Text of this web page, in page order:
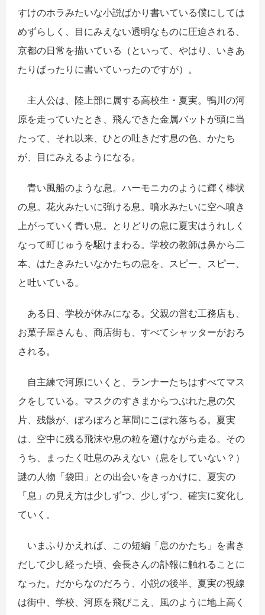
すけのホラみたいな小説ばかり書いている僕にしては
めずらしく、目にみえない透明なものに圧迫される、
京都の日常を描いている（といって、やはり、いきあ
たりばったりに書いていったのですが）。
主人公は、陸上部に属する高校生・夏実。鴨川の河
原を走っていたとき、飛んできた金属バットが頭に当
たって、それ以来、ひとの吐きだす息の色、かたち
が、目にみえるようになる。
青い風船のような息。ハーモニカのように輝く棒状
の息。花火みたいに弾ける息。噴水みたいに空へ噴き
上がっていく青い息。とりどりの息に夏実はうれしく
なって町じゅうを駆けまわる。学校の教師は鼻から二
本、はたきみたいなかたちの息を、スピー、スピー、
と吐いている。
ある日、学校が休みになる。父親の営む工務店も、
お菓子屋さんも、商店街も、すべてシャッターがおろ
される。
自主練で河原にいくと、ランナーたちはすべてマス
クをしている。マスクのすきまからつぶれた息の欠
片、残骸が、ぼろぼろと草間にこぼれ落ちる。夏実
は、空中に残る飛沫や息の粒を避けながら走る。その
うち、まったく吐息のみえない（息をしていない？）
謎の人物「袋田」との出会いをきっかけに、夏実の
「息」の見え方は少しずつ、少しずつ、確実に変化し
ていく。
いまふりかえれば、この短編「息のかたち」を書き
だして少し経った頃、会長さんの訃報に触れることに
なった。だからなのだろう、小説の後半、夏実の視線
は街中、学校、河原を飛びこえ、風のように地上高く